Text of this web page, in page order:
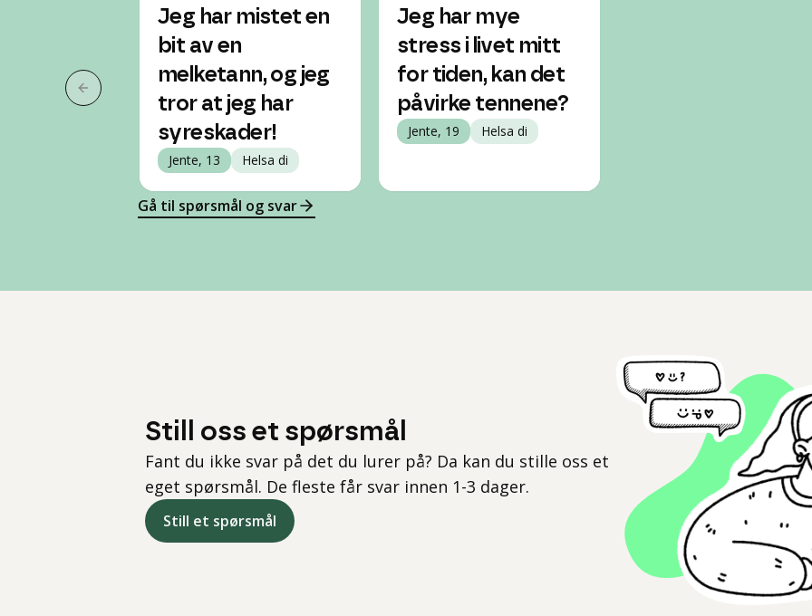
Forrige slide
Jeg har mistet en
bit av en
melketann, og jeg
tror at jeg har
syreskader!
Jente, 13 Helsa di
Jeg har mye
stress i livet mitt
for tiden, kan det
påvirke tennene?
Jente, 19 Helsa di
Gå til spørsmål og svar
Still oss et spørsmål
Fant du ikke svar på det du lurer på? Da kan du stille oss et
eget spørsmål. De fleste får svar innen 1-3 dager.
Still et spørsmål